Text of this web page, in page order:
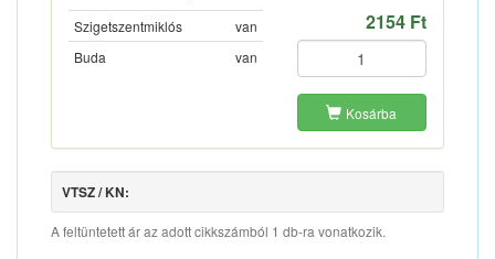
Szigetszentmiklós
van
Buda
van
2154 Ft
Kosárba
VTSZ / KN:
A feltüntetett ár az adott cikkszámból 1 db-ra vonatkozik.